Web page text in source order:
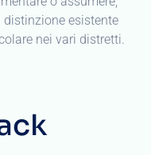
esistente
nei vari distretti.